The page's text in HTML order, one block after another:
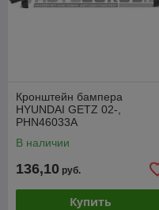
Кронштейн бампера
HYUNDAI GETZ 02-,
PHN46033A
В наличии
136,10 руб.
Купить